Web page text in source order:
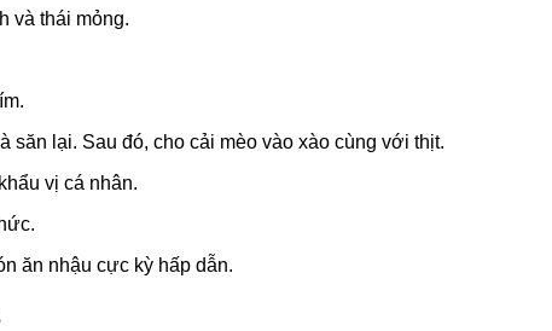
và thái mỏng.
săn lại. Sau đó, cho cải mèo vào xào cùng với thịt.
vị cá nhân.
ăn nhậu cực kỳ hấp dẫn.